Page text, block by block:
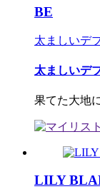
BE
太ましいデ
太ましいデ
果てた大地
LILY